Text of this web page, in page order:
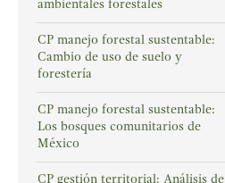
ambientales forestales
CP manejo forestal sustentable:
Cambio de uso de suelo y
forestería
CP manejo forestal sustentable:
Los bosques comunitarios de
México
CP gestión territorial: Análisis de